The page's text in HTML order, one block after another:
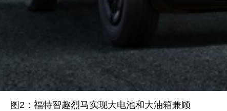
图 2：福特智趣烈马实现大电池和大油箱兼顾